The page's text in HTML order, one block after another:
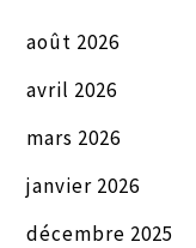
août 2026
avril 2026
mars 2026
janvier 2026
décembre 2025